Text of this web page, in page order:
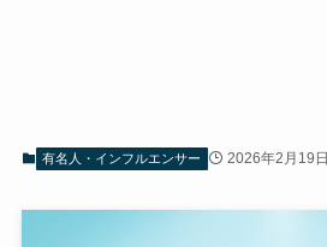
有名人・インフルエンサー 2026年2月19日